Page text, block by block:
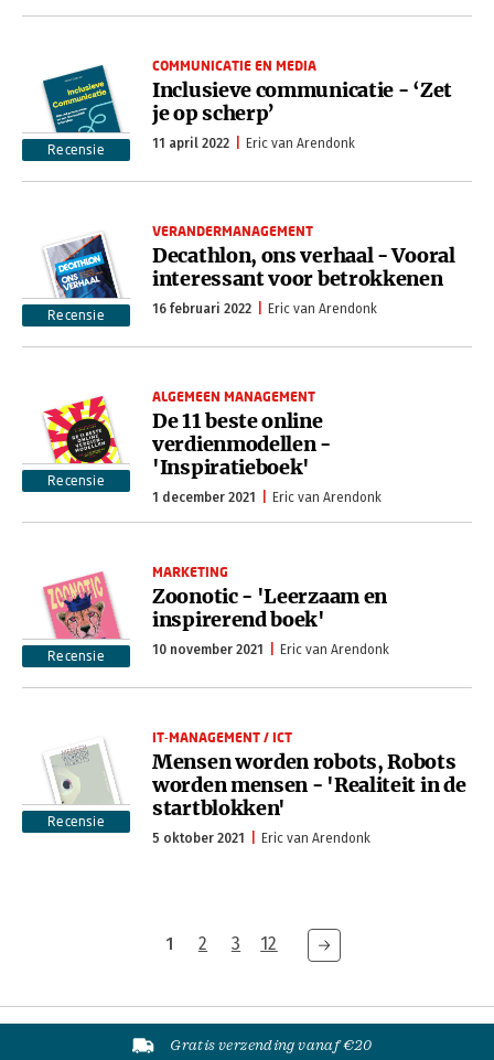
Recensie
COMMUNICATIE EN MEDIA
Inclusieve communicatie - ‘Zet
je op scherp’
11 april 2022 Eric van Arendonk
Recensie
VERANDERMANAGEMENT
Decathlon, ons verhaal - Vooral
interessant voor betrokkenen
16 februari 2022 Eric van Arendonk
Recensie
ALGEMEEN MANAGEMENT
De 11 beste online
verdienmodellen -
'Inspiratieboek'
1 december 2021 Eric van Arendonk
Recensie
MARKETING
Zoonotic - 'Leerzaam en
inspirerend boek'
10 november 2021 Eric van Arendonk
Recensie
IT-MANAGEMENT / ICT
Mensen worden robots, Robots
worden mensen - 'Realiteit in de
startblokken'
5 oktober 2021 Eric van Arendonk
1 2 3 12
Gratis verzending vanaf €20